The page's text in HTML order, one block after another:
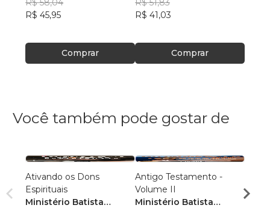
R$ 58,04
R$ 45,95
Comprar
R$ 51,83
R$ 41,03
Comprar
R$
Você também pode gostar de
Ativando os Dons
Espirituais
Ministério Batista
Antigo Testamento -
Volume II
Ministério Batista